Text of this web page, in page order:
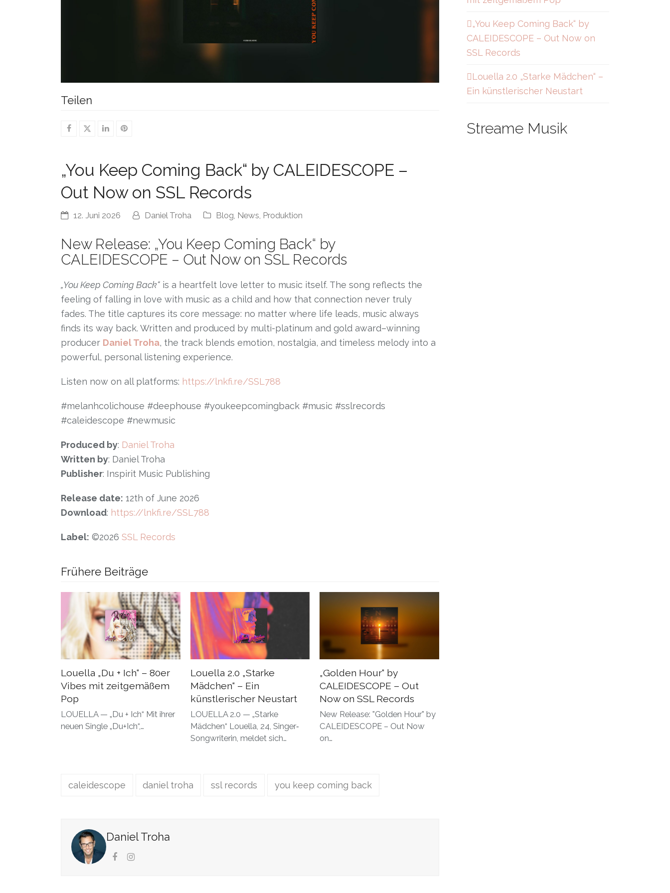
Teilen
„You Keep Coming Back“ by CALEIDESCOPE –
Out Now on SSL Records
12. Juni 2026 Daniel Troha Blog News Produktion
New Release: „You Keep Coming Back“ by
CALEIDESCOPE – Out Now on SSL Records
„You Keep Coming Back“ is a heartfelt love letter to music itself. The song reflects the
feeling of falling in love with music as a child and how that connection never truly
fades. The title captures its core message: no matter where life leads, music always
finds its way back. Written and produced by multi-platinum and gold award–winning
producer Daniel Troha, the track blends emotion, nostalgia, and timeless melody into a
powerful, personal listening experience.
Listen now on all platforms: https://lnkfi.re/SSL788
#melanhcolichouse #deephouse #youkeepcomingback #music #sslrecords
#caleidescope #newmusic
Produced by: Daniel Troha
Written by: Daniel Troha
Publisher: Inspirit Music Publishing
Release date: 12th of June 2026
Download: https://lnkfi.re/SSL788
Label: ©2026 SSL Records
Frühere Beiträge
Louella „Du + Ich“ – 80er
Vibes mit zeitgemäßem
Pop
LOUELLA — „Du + Ich“ Mit ihrer
neuen Single „Du+Ich“,…
Louella 2.0 „Starke
Mädchen“ – Ein
künstlerischer Neustart
LOUELLA 2.0 — „Starke
Mädchen“ Louella, 24, Singer‐
Songwriterin, meldet sich…
„Golden Hour“ by
CALEIDESCOPE – Out
Now on SSL Records
New Release: "Golden Hour" by
CALEIDESCOPE – Out Now
on…
caleidescope daniel troha ssl records you keep coming back
Daniel Troha
Facebook
Instagram
„You Keep Coming Back“ by
CALEIDESCOPE – Out Now on
SSL Records
Louella 2.0 „Starke Mädchen“ –
Ein künstlerischer Neustart
Streame Musik